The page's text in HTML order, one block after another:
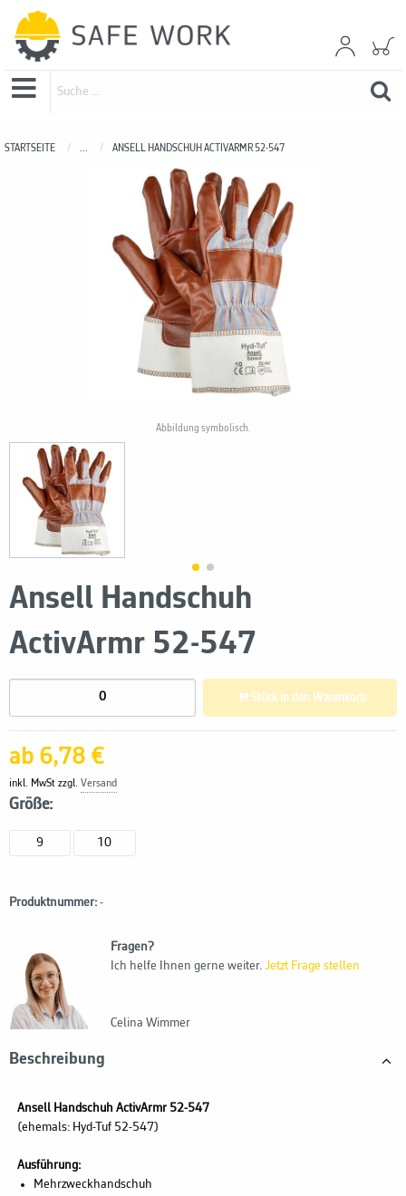
STARTSEITE ... ANSELL HANDSCHUH ACTIVARMR 52-547
Ansell Handschuh
ActivArmr 52-547
Abbildung symbolisch.
ab 6,78 €
inkl. MwSt zzgl. Versand
Größe:
9 10
Stück in den Warenkorb
Produktnummer: -
Fragen?
Ich helfe Ihnen gerne weiter. Jetzt Frage stellen
Celina Wimmer
Beschreibung
Ansell Handschuh ActivArmr 52-547
(ehemals: Hyd-Tuf 52-547)
Ausführung:
Mehrzweckhandschuh